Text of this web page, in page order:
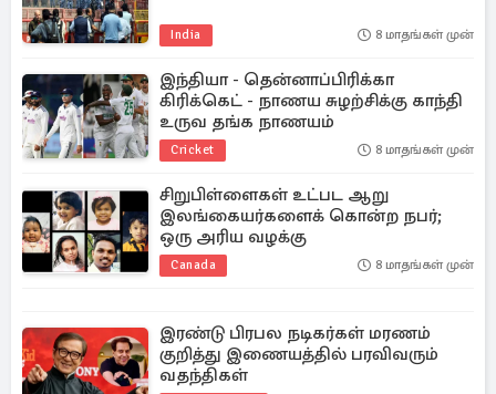
India 8 மாதங்கள் முன்
இந்தியா - தென்னாப்பிரிக்கா
கிரிக்கெட் - நாணய சுழற்சிக்கு காந்தி
உருவ தங்க நாணயம்
Cricket 8 மாதங்கள் முன்
சிறுபிள்ளைகள் உட்பட ஆறு
இலங்கையர்களைக் கொன்ற நபர்;
ஒரு அரிய வழக்கு
Canada 8 மாதங்கள் முன்
இரண்டு பிரபல நடிகர்கள் மரணம்
குறித்து இணையத்தில் பரவிவரும்
வதந்திகள்